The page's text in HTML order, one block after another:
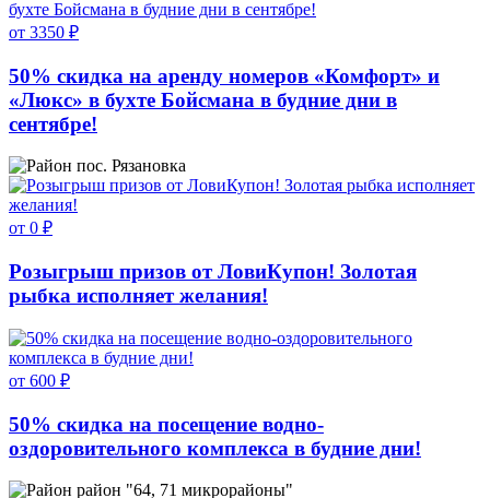
от 3350 ₽
50% скидка на аренду номеров «Комфорт» и
«Люкс» в бухте Бойсмана в будние дни в
сентябре!
пос. Рязановка
от 0 ₽
Розыгрыш призов от ЛовиКупон! Золотая
рыбка исполняет желания!
от 600 ₽
50% скидка на посещение водно-
оздоровительного комплекса в будние дни!
район "64, 71 микрорайоны"